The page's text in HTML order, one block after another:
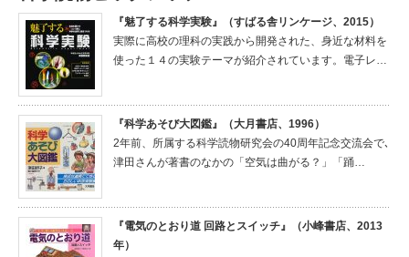
『魅了する科学実験』（すばる舎リンケージ、2015）
実際に高校の理科の実践から開発された、身近な材料を
使った１４の実験テーマが紹介されています。電子レ…
『科学あそび大図鑑』（大月書店、1996）
2年前、所属する科学読物研究会の40周年記念交流会で､
津田さんが著書のなかの「空気は曲がる？」「踊…
『電気のとおり道 回路とスイッチ』（小峰書店、2013
年）